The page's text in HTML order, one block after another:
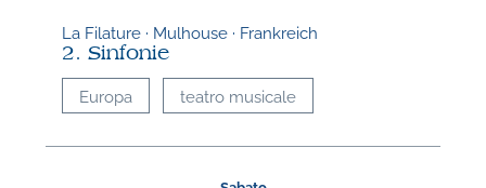
La Filature · Mulhouse · Frankreich
2. Sinfonie
Europa teatro musicale